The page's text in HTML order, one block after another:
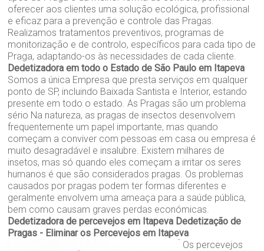
oferecer aos clientes uma solução ecológica, profissional
e eficaz para a prevenção e controle das Pragas.
Realizamos tratamentos preventivos, programas de
monitorização e de controlo, específicos para cada tipo de
Praga, adaptando-os às necessidades de cada cliente.
Dedetizadora em todo o Estado de São Paulo em Itapeva
Somos a única Empresa que presta serviços em qualquer
ponto de SP, incluindo Baixada Santista e Interior, estando
presente em todo o estado. As Pragas são um problema
sério Na natureza, as pragas de insectos desenvolvem
frequentemente um papel importante, mas quando
começam a conviver com pessoas em casa ou empresa é
muito desagradável e insalubre. Existem milhares de
insetos, mas só quando eles começam a irritar os seres
humanos é que são considerados pragas. Os problemas
causados por pragas podem ter formas diferentes e
geralmente envolvem uma ameaça para a saúde pública,
bem como causam graves perdas económicas.
Dedetizadora de percevejos em Itapeva Dedetização de
Pragas - Eliminar os Percevejos em Itapeva
Os percevejos